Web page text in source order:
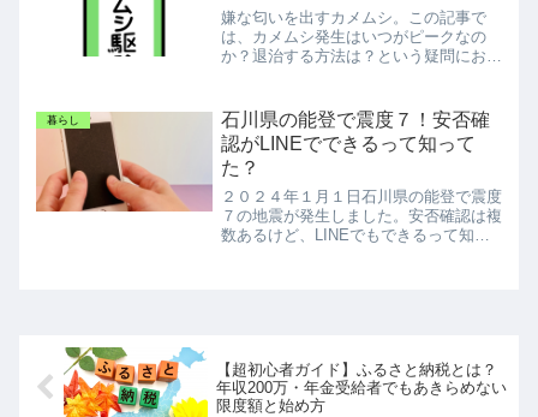
嫌な匂いを出すカメムシ。この記事で
は、カメムシ発生はいつがピークなの
か？退治する方法は？という疑問にお答
暮らし
石川県の能登で震度７！安否確
認がLINEでできるって知って
た？
２０２４年１月１日石川県の能登で震度
７の地震が発生しました。安否確認は複
数あるけど、LINEでもできるって知っ
【超初心者ガイド】ふるさと納税とは？
年収200万・年金受給者でもあきらめない
限度額と始め方